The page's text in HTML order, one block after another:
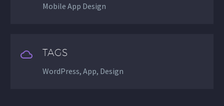
Mobile App Design
TAGS
WordPress, App, Design